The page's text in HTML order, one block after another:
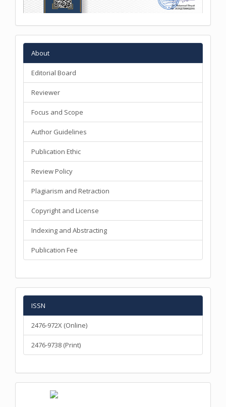
About
Editorial Board
Reviewer
Focus and Scope
Author Guidelines
Publication Ethic
Review Policy
Plagiarism and Retraction
Copyright and License
Indexing and Abstracting
Publication Fee
ISSN
2476-972X (Online)
2476-9738 (Print)